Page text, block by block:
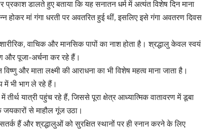
प्रकाश डालते हुए बताया कि यह सनातन धर्म में अत्यंत विशेष दिन माना
होकर मां गंगा धरती पर अवतरित हुई थीं, इसलिए इसे गंगा अवतरण दिवस
वाचिक और मानसिक पापों का नाश होता है। श्रद्धालु केवल स्वयं
और पूजा-अर्चना कर रहे हैं।
और माता लक्ष्मी की आराधना का भी विशेष महत्व माना जाता है।
में भी भाग ले रहे हैं।
यात्री पहुंच रहे हैं, जिससे पूरा क्षेत्र आध्यात्मिक वातावरण में डूबा
से माहौल गूंज उठा।
हैं और श्रद्धालुओं को सुरक्षित स्थानों पर ही स्नान करने के लिए